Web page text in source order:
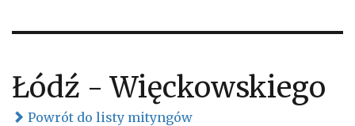
Łódź - Więckowskiego
Powrót do listy mityngów